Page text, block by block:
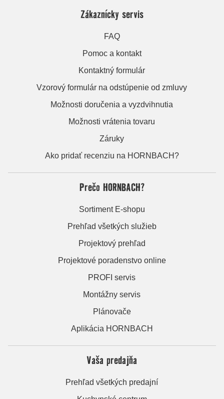
Zákaznícky servis
FAQ
Pomoc a kontakt
Kontaktný formulár
Vzorový formulár na odstúpenie od zmluvy
Možnosti doručenia a vyzdvihnutia
Možnosti vrátenia tovaru
Záruky
Ako pridať recenziu na HORNBACH?
Prečo HORNBACH?
Sortiment E-shopu
Prehľad všetkých služieb
Projektový prehľad
Projektové poradenstvo online
PROFI servis
Montážny servis
Plánovače
Aplikácia HORNBACH
Vaša predajňa
Prehľad všetkých predajní